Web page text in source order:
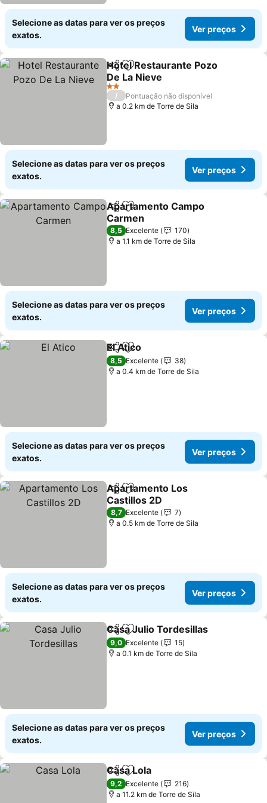
Selecione as datas para ver os preços
exatos.
Ver preços
PartilharAdicionar aos favoritos
Hotel Restaurante Pozo
De La Nieve
2 Estrelas
/
Pontuação não disponível
a 0.2 km de Torre de Sila
Selecione as datas para ver os preços
exatos.
Ver preços
PartilharAdicionar aos favoritos
Apartamento Campo
Carmen
8,5 Excelente
170
a 1.1 km de Torre de Sila
Selecione as datas para ver os preços
exatos.
Ver preços
PartilharAdicionar aos favoritos
El Atico
8,5 Excelente
38
a 0.4 km de Torre de Sila
Selecione as datas para ver os preços
exatos.
Ver preços
PartilharAdicionar aos favoritos
Apartamento Los
Castillos 2D
8,7 Excelente
7
a 0.5 km de Torre de Sila
Selecione as datas para ver os preços
exatos.
Ver preços
PartilharAdicionar aos favoritos
Casa Julio Tordesillas
9,0 Excelente
15
a 0.1 km de Torre de Sila
Selecione as datas para ver os preços
exatos.
Ver preços
PartilharAdicionar aos favoritos
Casa Lola
9,2 Excelente
216
a 11.2 km de Torre de Sila